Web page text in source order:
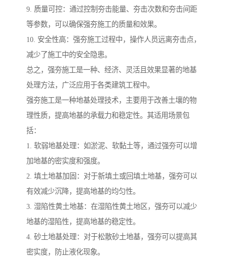
9. 质量可控：通过控制夯击能量、夯击次数和夯击间距
等参数，可以确保强夯施工的质量和效果。
10. 安全性高：强夯施工过程中，操作人员远离夯击点，
减少了施工中的安全隐患。
总之，强夯施工是一种、经济、灵活且效果显著的地基
处理方法，广泛应用于各类建筑工程中。
强夯施工是一种地基处理技术，主要用于改善土壤的物
理性质，提高地基的承载力和稳定性。其适用场景包
括：
1. 软弱地基处理：如淤泥、软黏土等，通过强夯可以增
加地基的密实度和强度。
2. 填土地基加固：对于新填土或回填土地基，强夯可以
有效减少沉降，提高地基的均匀性。
3. 湿陷性黄土地基：在湿陷性黄土地区，强夯可以减少
地基的湿陷性，提高地基的稳定性。
4. 砂土地基处理：对于松散砂土地基，强夯可以提高其
密实度，防止液化现象。